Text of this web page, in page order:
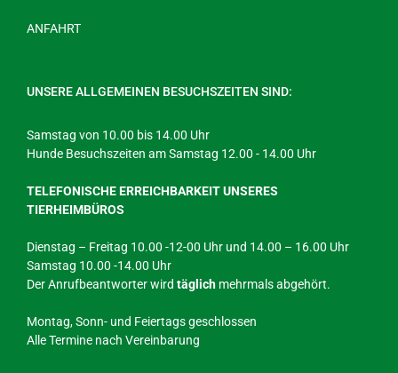
ANFAHRT
UNSERE ALLGEMEINEN BESUCHSZEITEN SIND:
Samstag von 10.00 bis 14.00 Uhr
Hunde Besuchszeiten am Samstag 12.00 - 14.00 Uhr
TELEFONISCHE ERREICHBARKEIT UNSERES
TIERHEIMBÜROS
Dienstag – Freitag 10.00 -12-00 Uhr und 14.00 – 16.00 Uhr
Samstag 10.00 -14.00 Uhr
Der Anrufbeantworter wird täglich mehrmals abgehört.
Montag, Sonn- und Feiertags geschlossen
Alle Termine nach Vereinbarung